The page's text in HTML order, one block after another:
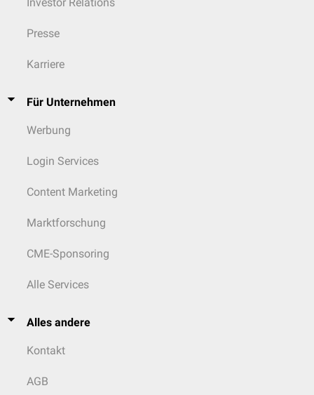
Presse
Karriere
Für Unternehmen
Werbung
Login Services
Content Marketing
Marktforschung
CME-Sponsoring
Alle Services
Alles andere
Kontakt
AGB